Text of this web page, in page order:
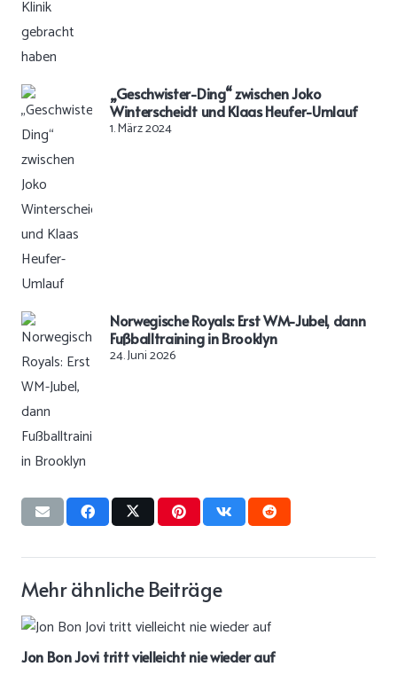
„Geschwister-Ding“ zwischen Joko
Winterscheidt und Klaas Heufer-Umlauf
1. März 2024
Norwegische Royals: Erst WM-Jubel, dann
Fußballtraining in Brooklyn
24. Juni 2026
Mehr ähnliche Beiträge
Jon Bon Jovi tritt vielleicht nie wieder auf